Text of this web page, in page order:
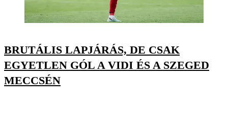
BRUTÁLIS LAPJÁRÁS, DE CSAK
EGYETLEN GÓL A VIDI ÉS A SZEGED
MECCSÉN